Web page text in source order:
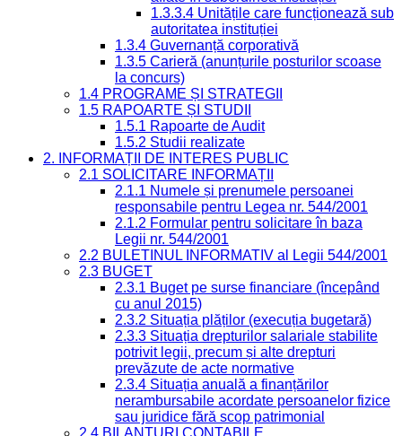
1.3.3.4 Unitățile care funcționează sub
autoritatea instituției
1.3.4 Guvernanță corporativă
1.3.5 Carieră (anunțurile posturilor scoase
la concurs)
1.4 PROGRAME ȘI STRATEGII
1.5 RAPOARTE ȘI STUDII
1.5.1 Rapoarte de Audit
1.5.2 Studii realizate
2. INFORMAȚII DE INTERES PUBLIC
2.1 SOLICITARE INFORMAȚII
2.1.1 Numele și prenumele persoanei
responsabile pentru Legea nr. 544/2001
2.1.2 Formular pentru solicitare în baza
Legii nr. 544/2001
2.2 BULETINUL INFORMATIV al Legii 544/2001
2.3 BUGET
2.3.1 Buget pe surse financiare (începând
cu anul 2015)
2.3.2 Situația plăților (execuția bugetară)
2.3.3 Situația drepturilor salariale stabilite
potrivit legii, precum și alte drepturi
prevăzute de acte normative
2.3.4 Situația anuală a finanțărilor
nerambursabile acordate persoanelor fizice
sau juridice fără scop patrimonial